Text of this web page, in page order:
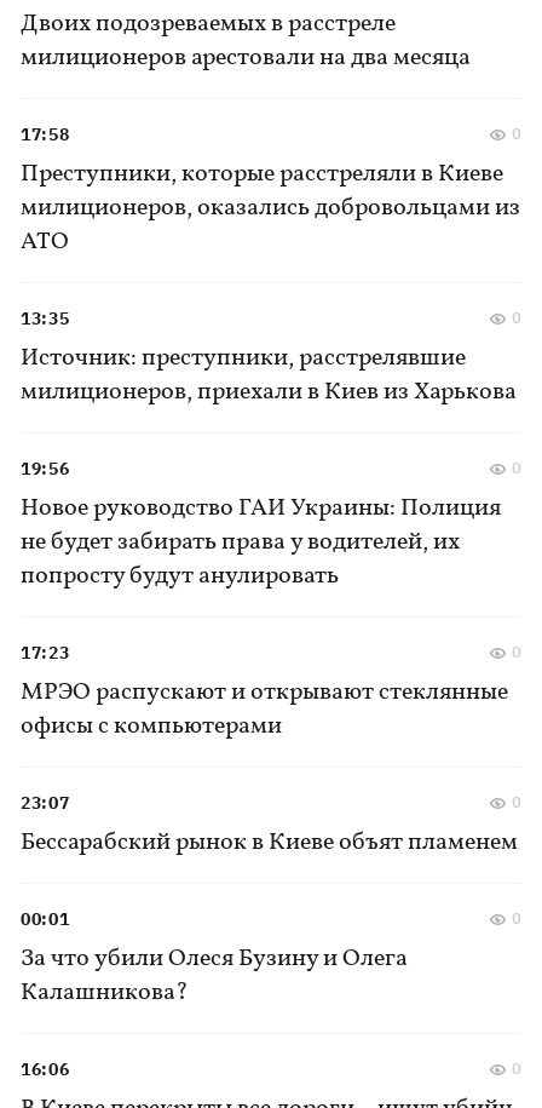
Двоих подозреваемых в расстреле
милиционеров арестовали на два месяца
Преступники, которые расстреляли в Киеве
милиционеров, оказались добровольцами из
АТО
17:58 0
Источник: преступники, расстрелявшие
милиционеров, приехали в Киев из Харькова
13:35 0
Новое руководство ГАИ Украины: Полиция
не будет забирать права у водителей, их
попросту будут анулировать
19:56 0
МРЭО распускают и открывают стеклянные
офисы с компьютерами
17:23 0
Бессарабский рынок в Киеве объят пламенем
23:07 0
За что убили Олеся Бузину и Олега
Калашникова?
00:01 0
16:06 0